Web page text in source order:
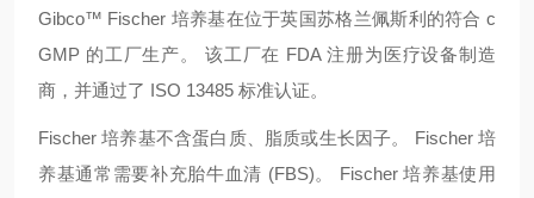
Gibco™ Fischer 培养基在位于英国苏格兰佩斯利的符合 c
GMP 的工厂生产。 该工厂在 FDA 注册为医疗设备制造
商，并通过了 ISO 13485 标准认证。
Fischer 培养基不含蛋白质、脂质或生长因子。 Fischer 培
养基通常需要补充胎牛血清 (FBS)。 Fischer 培养基使用